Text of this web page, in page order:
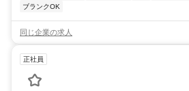
ブランクOK
同じ企業の求人
正社員